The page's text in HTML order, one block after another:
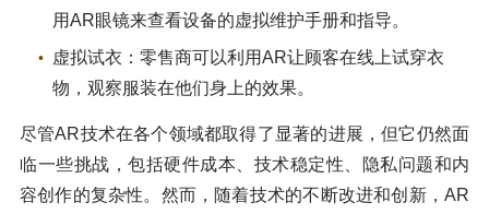
用AR眼镜来查看设备的虚拟维护手册和指导。
虚拟试衣：零售商可以利用AR让顾客在线上试穿衣
物，观察服装在他们身上的效果。
尽管AR技术在各个领域都取得了显著的进展，但它仍然面
临一些挑战，包括硬件成本、技术稳定性、隐私问题和内
容创作的复杂性。然而，随着技术的不断改进和创新，AR